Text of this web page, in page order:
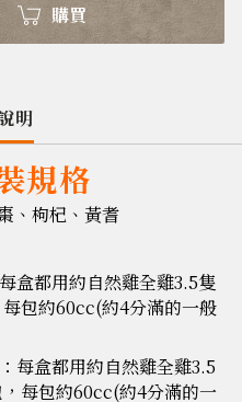
購買
明
規格
、枸杞、黃耆
盒都用約自然雞全雞3.5隻
包約60cc(約4分滿的一般
每盒都用約自然雞全雞3.5
每包約60cc(約4分滿的一